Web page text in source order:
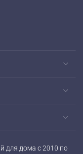
для дома с 2010 по